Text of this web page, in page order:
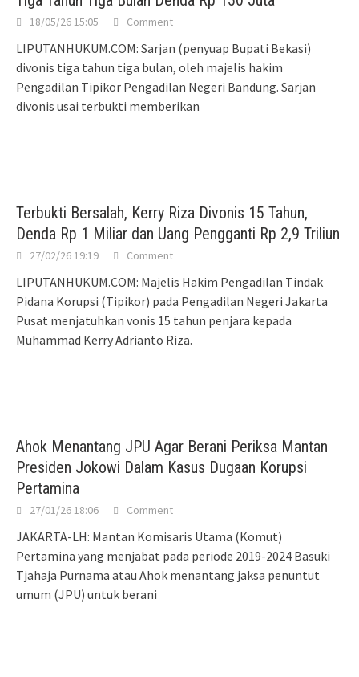
18/05/26 15:05 Comment
LIPUTANHUKUM.COM: Sarjan (penyuap Bupati Bekasi)
divonis tiga tahun tiga bulan, oleh majelis hakim
Pengadilan Tipikor Pengadilan Negeri Bandung. Sarjan
divonis usai terbukti memberikan
Terbukti Bersalah, Kerry Riza Divonis 15 Tahun,
Denda Rp 1 Miliar dan Uang Pengganti Rp 2,9 Triliun
27/02/26 19:19 Comment
LIPUTANHUKUM.COM: Majelis Hakim Pengadilan Tindak
Pidana Korupsi (Tipikor) pada Pengadilan Negeri Jakarta
Pusat menjatuhkan vonis 15 tahun penjara kepada
Muhammad Kerry Adrianto Riza.
Ahok Menantang JPU Agar Berani Periksa Mantan
Presiden Jokowi Dalam Kasus Dugaan Korupsi
Pertamina
27/01/26 18:06 Comment
JAKARTA-LH: Mantan Komisaris Utama (Komut)
Pertamina yang menjabat pada periode 2019-2024 Basuki
Tjahaja Purnama atau Ahok menantang jaksa penuntut
umum (JPU) untuk berani